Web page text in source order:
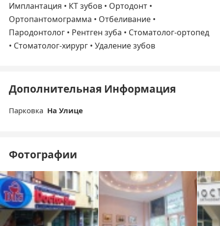
Имплантация • КТ зубов • Ортодонт •
Ортопантомограмма • Отбеливание •
Пародонтолог • Рентген зуба • Стоматолог-ортопед
• Стоматолог-хирург • Удаление зубов
Дополнительная Информация
Парковка На Улице
Фотографии